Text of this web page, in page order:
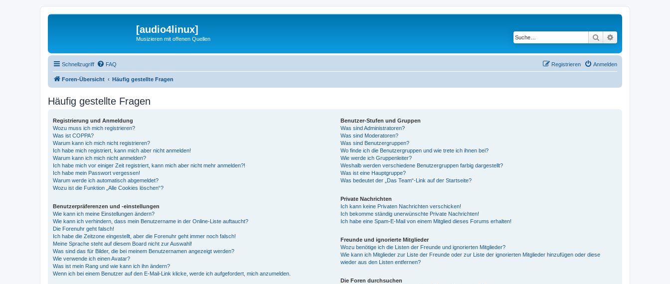
[audio4linux]
Musizieren mit offenen Quellen Suche
Schnellzugriff FAQ Anmelden
Registrieren
Foren-Übersicht Häufig gestellte Fragen
Häufig gestellte Fragen
Registrierung und Anmeldung
Wozu muss ich mich registrieren?
Was ist COPPA?
Warum kann ich mich nicht registrieren?
Ich habe mich registriert, kann mich aber nicht anmelden!
Warum kann ich mich nicht anmelden?
Ich habe mich vor einiger Zeit registriert, kann mich aber nicht mehr anmelden?!
Ich habe mein Passwort vergessen!
Warum werde ich automatisch abgemeldet?
Wozu ist die Funktion „Alle Cookies löschen“?
Benutzerpräferenzen und -einstellungen
Wie kann ich meine Einstellungen ändern?
Wie kann ich verhindern, dass mein Benutzername in der Online-Liste auftaucht?
Die Forenuhr geht falsch!
Ich habe die Zeitzone eingestellt, aber die Forenuhr geht immer noch falsch!
Meine Sprache steht auf diesem Board nicht zur Auswahl!
Was sind das für Bilder, die bei meinem Benutzernamen angezeigt werden?
Wie verwende ich einen Avatar?
Was ist mein Rang und wie kann ich ihn ändern?
Wenn ich bei einem Benutzer auf den E-Mail-Link klicke, werde ich aufgefordert, mich anzumelden.
Benutzer-Stufen und Gruppen
Was sind Administratoren?
Was sind Moderatoren?
Was sind Benutzergruppen?
Wo finde ich die Benutzergruppen und wie trete ich ihnen bei?
Wie werde ich Gruppenleiter?
Weshalb werden verschiedene Benutzergruppen farbig dargestellt?
Was ist eine Hauptgruppe?
Was bedeutet der „Das Team“-Link auf der Startseite?
Private Nachrichten
Ich kann keine Privaten Nachrichten verschicken!
Ich bekomme ständig unerwünschte Private Nachrichten!
Ich habe eine Spam-E-Mail von einem Mitglied dieses Forums erhalten!
Freunde und ignorierte Mitglieder
Wozu benötige ich die Listen der Freunde und ignorierten Mitglieder?
Wie kann ich Mitglieder zur Liste der Freunde oder zur Liste der ignorierten Mitglieder hinzufügen oder diese
wieder aus den Listen entfernen?
Die Foren durchsuchen